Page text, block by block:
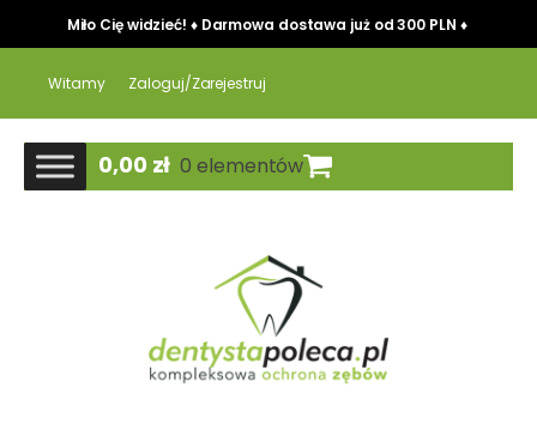
Miło Cię widzieć! ♦ Darmowa dostawa już od 300 PLN ♦
Witamy Zaloguj/Zarejestruj
0,00 zł 0 elementów